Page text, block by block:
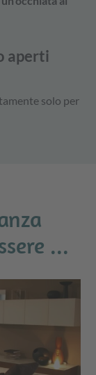
aperti
solo per
...